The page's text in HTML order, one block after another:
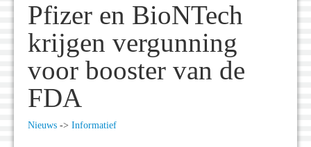
Pfizer en BioNTech
krijgen vergunning
voor booster van de
FDA
Nieuws -> Informatief